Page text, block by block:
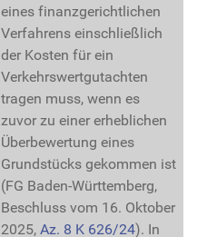
eines finanzgerichtlichen
Verfahrens einschließlich
der Kosten für ein
Verkehrswertgutachten
tragen muss, wenn es
zuvor zu einer erheblichen
Überbewertung eines
Grundstücks gekommen ist
(FG Baden-Württemberg,
Beschluss vom 16. Oktober
2025, Az. 8 K 626/24). In